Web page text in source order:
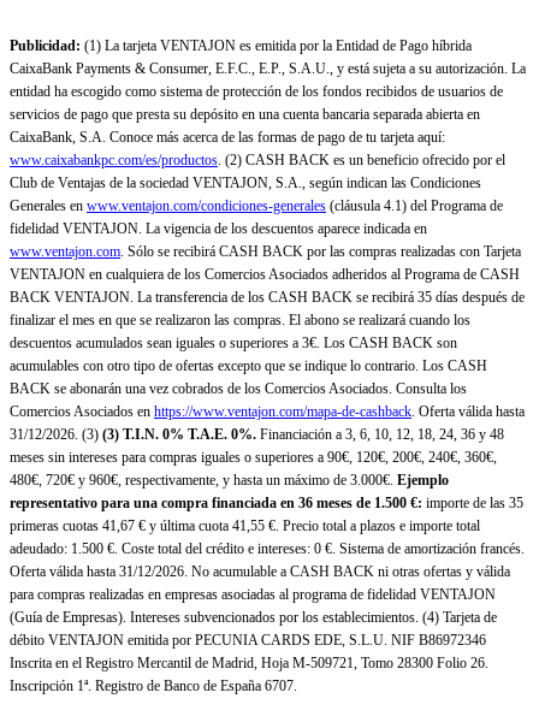
Publicidad: (1) La tarjeta VENTAJON es emitida por la Entidad de Pago híbrida
CaixaBank Payments & Consumer, E.F.C., E.P., S.A.U., y está sujeta a su autorización. La
entidad ha escogido como sistema de protección de los fondos recibidos de usuarios de
servicios de pago que presta su depósito en una cuenta bancaria separada abierta en
CaixaBank, S.A. Conoce más acerca de las formas de pago de tu tarjeta aquí:
www.caixabankpc.com/es/productos. (2) CASH BACK es un beneficio ofrecido por el
Club de Ventajas de la sociedad VENTAJON, S.A., según indican las Condiciones
Generales en www.ventajon.com/condiciones-generales (cláusula 4.1) del Programa de
fidelidad VENTAJON. La vigencia de los descuentos aparece indicada en
www.ventajon.com. Sólo se recibirá CASH BACK por las compras realizadas con Tarjeta
VENTAJON en cualquiera de los Comercios Asociados adheridos al Programa de CASH
BACK VENTAJON. La transferencia de los CASH BACK se recibirá 35 días después de
finalizar el mes en que se realizaron las compras. El abono se realizará cuando los
descuentos acumulados sean iguales o superiores a 3€. Los CASH BACK son
acumulables con otro tipo de ofertas excepto que se indique lo contrario. Los CASH
BACK se abonarán una vez cobrados de los Comercios Asociados. Consulta los
Comercios Asociados en https://www.ventajon.com/mapa-de-cashback. Oferta válida hasta
31/12/2026. (3) (3) T.I.N. 0% T.A.E. 0%. Financiación a 3, 6, 10, 12, 18, 24, 36 y 48
meses sin intereses para compras iguales o superiores a 90€, 120€, 200€, 240€, 360€,
480€, 720€ y 960€, respectivamente, y hasta un máximo de 3.000€. Ejemplo
representativo para una compra financiada en 36 meses de 1.500 €: importe de las 35
primeras cuotas 41,67 € y última cuota 41,55 €. Precio total a plazos e importe total
adeudado: 1.500 €. Coste total del crédito e intereses: 0 €. Sistema de amortización francés.
Oferta válida hasta 31/12/2026. No acumulable a CASH BACK ni otras ofertas y válida
para compras realizadas en empresas asociadas al programa de fidelidad VENTAJON
(Guía de Empresas). Intereses subvencionados por los establecimientos. (4) Tarjeta de
débito VENTAJON emitida por PECUNIA CARDS EDE, S.L.U. NIF B86972346
Inscrita en el Registro Mercantil de Madrid, Hoja M-509721, Tomo 28300 Folio 26.
Inscripción 1ª. Registro de Banco de España 6707.